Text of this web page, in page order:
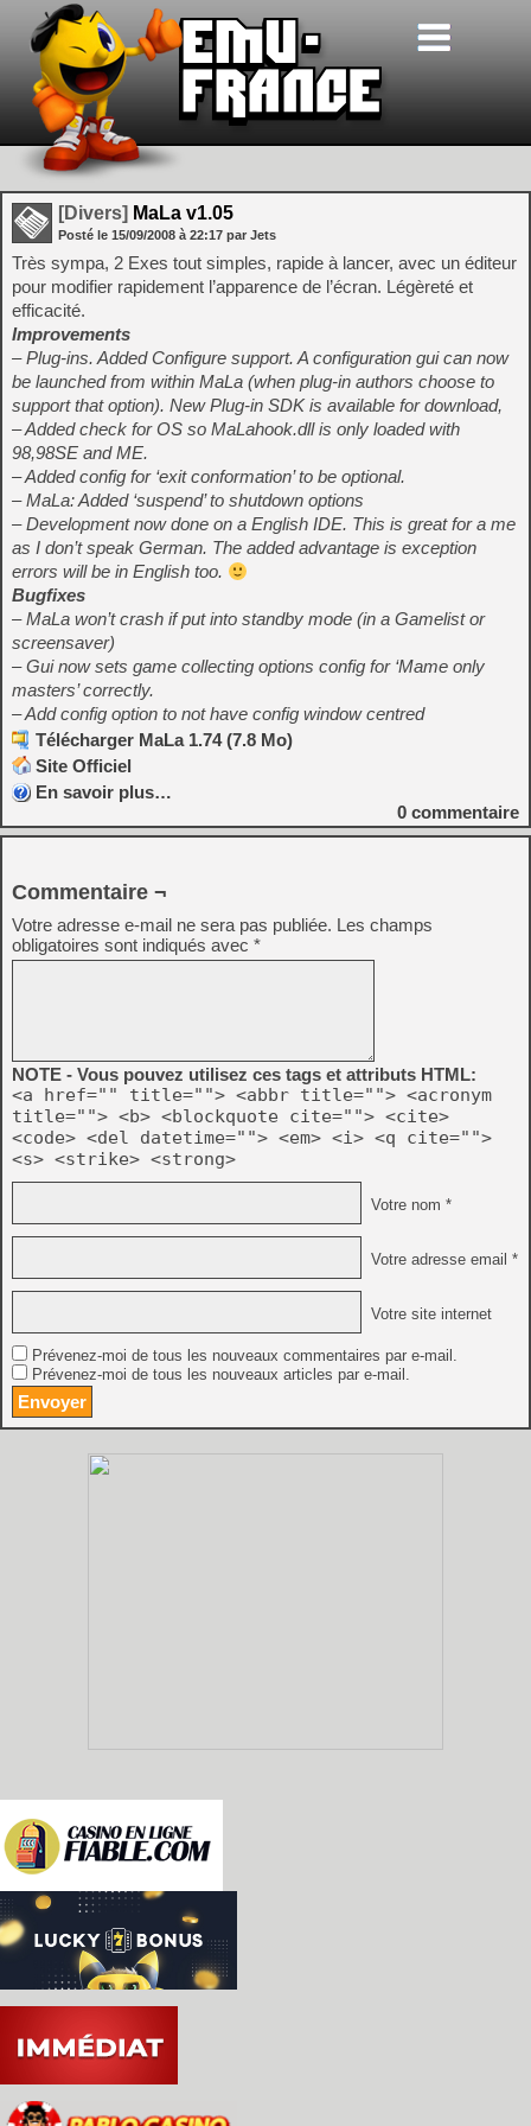
[Divers] MaLa v1.05
Posté le 15/09/2008 à 22:17 par Jets
Très sympa, 2 Exes tout simples, rapide à lancer, avec un éditeur
pour modifier rapidement l’apparence de l’écran. Légèreté et
efficacité.
Improvements
– Plug-ins. Added Configure support. A configuration gui can now
be launched from within MaLa (when plug-in authors choose to
support that option). New Plug-in SDK is available for download,
– Added check for OS so MaLahook.dll is only loaded with
98,98SE and ME.
– Added config for ‘exit conformation’ to be optional.
– MaLa: Added ‘suspend’ to shutdown options
– Development now done on a English IDE. This is great for a me
as I don’t speak German. The added advantage is exception
errors will be in English too.
Bugfixes
– MaLa won’t crash if put into standby mode (in a Gamelist or
screensaver)
– Gui now sets game collecting options config for ‘Mame only
masters’ correctly.
– Add config option to not have config window centred
Télécharger MaLa 1.74 (7.8 Mo)
Site Officiel
En savoir plus…
0 commentaire
Commentaire ¬
Votre adresse e-mail ne sera pas publiée. Les champs
obligatoires sont indiqués avec *
NOTE - Vous pouvez utilisez ces tags et attributs HTML:
<a href="" title=""> <abbr title=""> <acronym
title=""> <b> <blockquote cite=""> <cite>
<code> <del datetime=""> <em> <i> <q cite="">
<s> <strike> <strong>
Votre nom *
Votre adresse email *
Votre site internet
Prévenez-moi de tous les nouveaux commentaires par e-mail.
Prévenez-moi de tous les nouveaux articles par e-mail.